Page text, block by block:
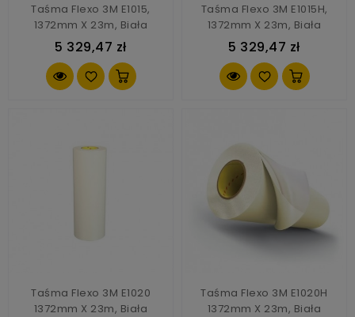
Taśma Flexo 3M E1015,
1372mm X 23m, Biała
5 329,47 zł
Taśma Flexo 3M E1015H,
1372mm X 23m, Biała
5 329,47 zł
Taśma Flexo 3M E1020
1372mm X 23m, Biała
Taśma Flexo 3M E1020H
1372mm X 23m, Biała